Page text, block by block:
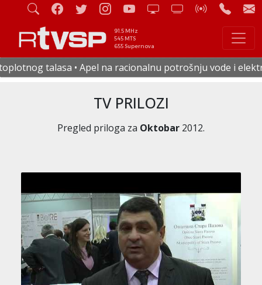
91.5 MHz
545 MTS
655 Supernova
racionalnu potrošnju vode i električne energije • U
TV PRILOZI
Pregled priloga za Oktobar 2012.